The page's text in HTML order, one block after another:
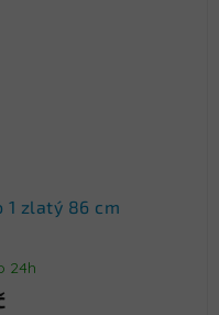
1 zlatý 86 cm
24h